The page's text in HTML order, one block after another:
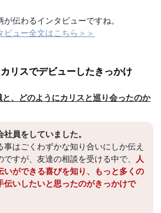
伝わるインタビューですね。
ュー全文はこちら＞＞
リスでデビューしたきっかけ
、どのようにカリスと巡り会ったのか
員をしていました。
事はごくわずかな知り合いにしか伝え
すが、友達の相談を受ける中で、
人
いができる喜びを知り、もっと多くの
伝いしたいと思ったのがきっかけで